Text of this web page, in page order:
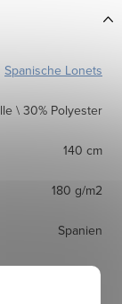
Spanische Lonets
\ 30% Polyester
140 cm
180 g/m2
Spanien